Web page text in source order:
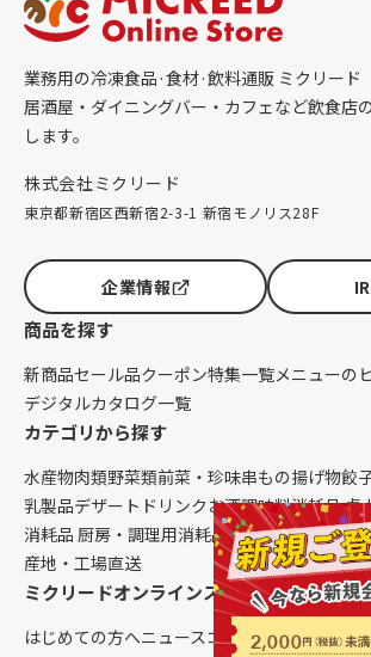
業務用の冷凍食品·食材·飲料通販 ミクリード
居酒屋・ダイニングバー・カフェなど飲食店
します。
株式会社ミクリード
東京都新宿区西新宿2-3-1 新宿モノリス28F
企業情報
商品を探す
新商品セール品クーポン特集一覧メニューの
デジタルカタログ一覧
カテゴリから探す
水産物肉類野菜類前菜・珍味串もの揚げ物餃
乳製品デザート ドリンク お酒調味料消耗品 卓
消耗品 厨房・調理用消耗品 クレンリネス生鮮
産地・工場直送
ミクリードオンラインストアについて
はじめての方へニュースコラムご利用ガイド